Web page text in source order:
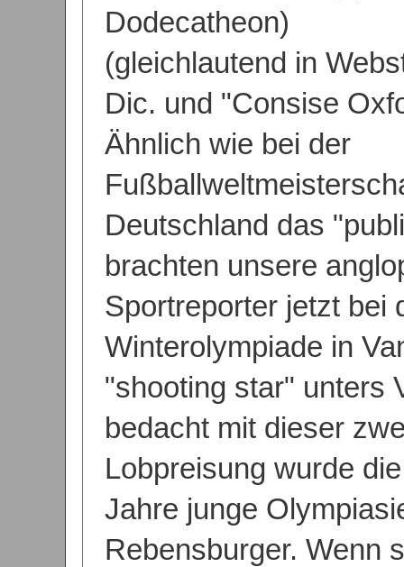
Dodecatheon)
(gleichlautend in
Dic. und "Consise
Ähnlich wie bei der
Deutschland das
brachten unsere
Sportreporter jetzt bei
Winterolympiade in
"shooting star" unters
bedacht mit dieser
Lobpreisung wurde
Jahre junge
Rebensburger. Wenn